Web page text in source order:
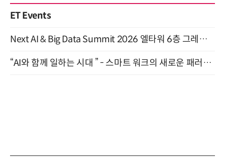
ET Events
Next AI & Big Data Summit 2026 엘타워 6층 그레이스홀 개최 (9/18)
“AI와 함께 일하는 시대 ” - 스마트 워크의 새로운 패러다임 (9/11)